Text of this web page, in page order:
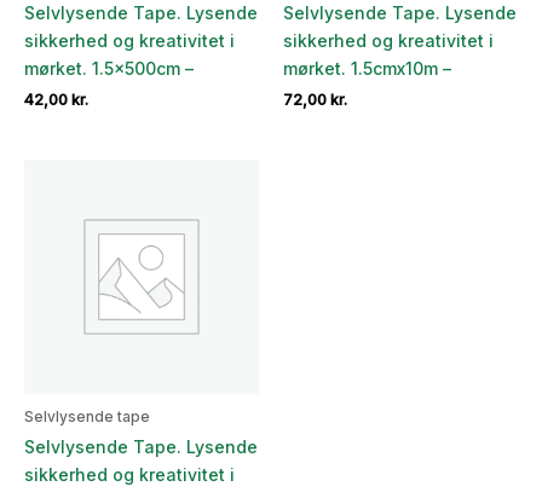
Selvlysende Tape. Lysende
sikkerhed og kreativitet i
mørket. 1.5x500cm –
42,00 kr.
Selvlysende Tape. Lysende
sikkerhed og kreativitet i
mørket. 1.5cmx10m –
72,00 kr.
Selvlysende tape
Selvlysende Tape. Lysende
sikkerhed og kreativitet i